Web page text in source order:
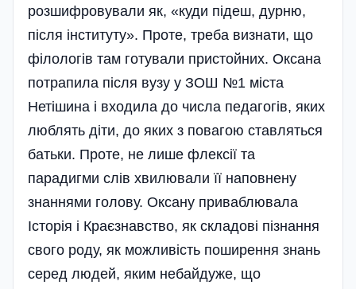
розшифровували як, «куди підеш, дурню,
після інституту». Проте, треба визнати, що
філологів там готували пристойних. Оксана
потрапила після вузу у ЗОШ №1 міста
Нетішина і входила до числа педагогів, яких
люблять діти, до яких з повагою ставляться
батьки. Проте, не лише флексії та
парадигми слів хвилювали її наповнену
знаннями голову. Оксану приваблювала
Історія і Краєзнавство, як складові пізнання
свого роду, як можливість поширення знань
серед людей, яким небайдуже, що